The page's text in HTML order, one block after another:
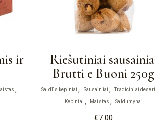
ir
Riešutiniai
Brutti e Buoni 250g
Saldūs kepiniai Sausainiai
Tradiciniai
Kepiniai
Maistas Saldumynai
€7.00